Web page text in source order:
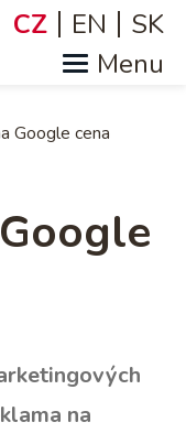
Jazyky
CZ EN SK
Google cena
na